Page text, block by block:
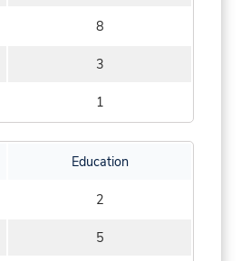
8
3
1
Education
2
5